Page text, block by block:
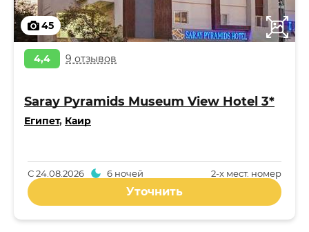
45
4,4 9 отзывов
Saray Pyramids Museum View Hotel 3*
Египет, Каир
2-x мест. номер
С24.08.2026 6 ночей
Уточнить